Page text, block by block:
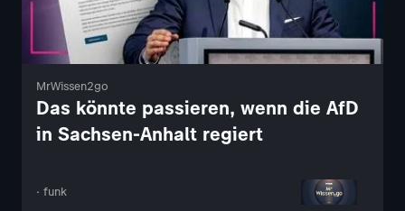
MrWissen2go
Das könnte passieren, wenn die AfD
in Sachsen-Anhalt regiert
· funk